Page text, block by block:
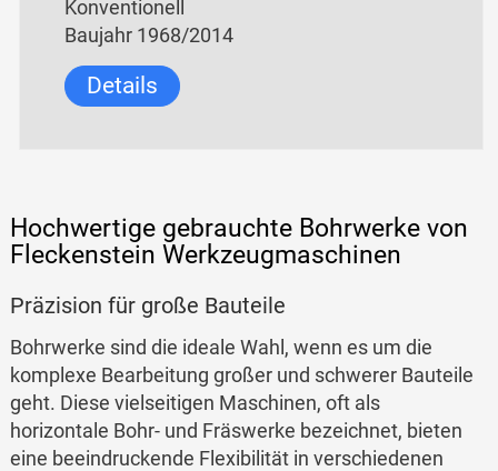
Konventionell
Baujahr 1968/2014
Details
Hochwertige gebrauchte Bohrwerke von
Fleckenstein Werkzeugmaschinen
Präzision für große Bauteile
Bohrwerke sind die ideale Wahl, wenn es um die
komplexe Bearbeitung großer und schwerer Bauteile
geht. Diese vielseitigen Maschinen, oft als
horizontale Bohr- und Fräswerke bezeichnet, bieten
eine beeindruckende Flexibilität in verschiedenen